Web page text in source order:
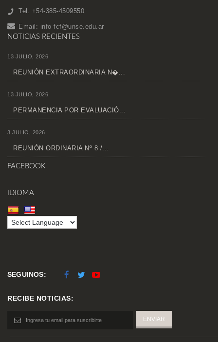
Tel: +54-385-4509550
Email: info-fcf@unse.edu.ar
NOTICIAS RECIENTES
13 JULIO, 2026
REUNIÓN EXTRAORDINARIA N�...
13 JULIO, 2026
PERMANENCIA POR EVALUACIÓ...
3 JULIO, 2026
REUNIÓN ORDINARIA Nº 8 /...
FACEBOOK
IDIOMA
SEGUINOS:
RECIBE NOTICIAS: